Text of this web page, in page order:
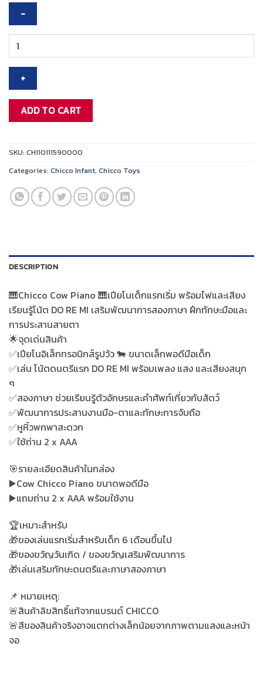
Chicco
Cow
Piano
เปีย
โน
แรก
พร้อม
ไฟ
และ
เสียง
เรียน
RE
MI
พัฒนาการ
สอง
ภาษา
ฝึก
ทักษะ
มือ
การ
ประสาน
สายตา
quantity
ADD TO CART
SKU: CH110111590000
Categories: Chicco Infant, Chicco Toys
DESCRIPTION
🎹Chicco Cow Piano 🎹เปียโนเด็กแรกเริ่ม พร้อมไฟและเสียง
เรียนรู้โน้ต DO RE MI เสริมพัฒนาการสองภาษา ฝึกทักษะมือและ
การประสานสายตา
🌟จุดเด่นสินค้า
✅️เปียโนอิเล็กทรอนิกส์รูปวัว 🐄 ขนาดเล็กพอดีมือเด็ก
✅️เล่น โน้ตดนตรีแรก DO RE MI พร้อมเพลง แสง และเสียงสนุก
ๆ
✅️สองภาษา ช่วยเรียนรู้ตัวอักษรและคำศัพท์เกี่ยวกับสัตว์
✅️พัฒนาการประสานงานมือ-ตาและทักษะการจับถือ
✅️หูหิ้วพกพาสะดวก
✅️ใช้ถ่าน 2 x AAA
🎯รายละเอียดสินค้าในกล่อง
▶️Cow Chicco Piano ขนาดพอดีมือ
▶️แถมถ่าน 2 x AAA พร้อมใช้งาน
🏆เหมาะสำหรับ
🎁ของเล่นแรกเริ่มสำหรับเด็ก 6 เดือนขึ้นไป
🎁ของขวัญวันเกิด / ของขวัญเสริมพัฒนาการ
🎁เล่นเสริมทักษะดนตรีและภาษาสองภาษา
📌 หมายเหตุ:
🚨สินค้าลิขสิทธิ์แท้จากแบรนด์ CHICCO
🚨สีของสินค้าจริงอาจแตกต่างเล็กน้อยจากภาพตามแสงและหน้า
จอ